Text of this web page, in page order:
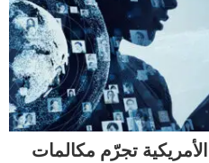
الأمريكية تجرّم مكالمات